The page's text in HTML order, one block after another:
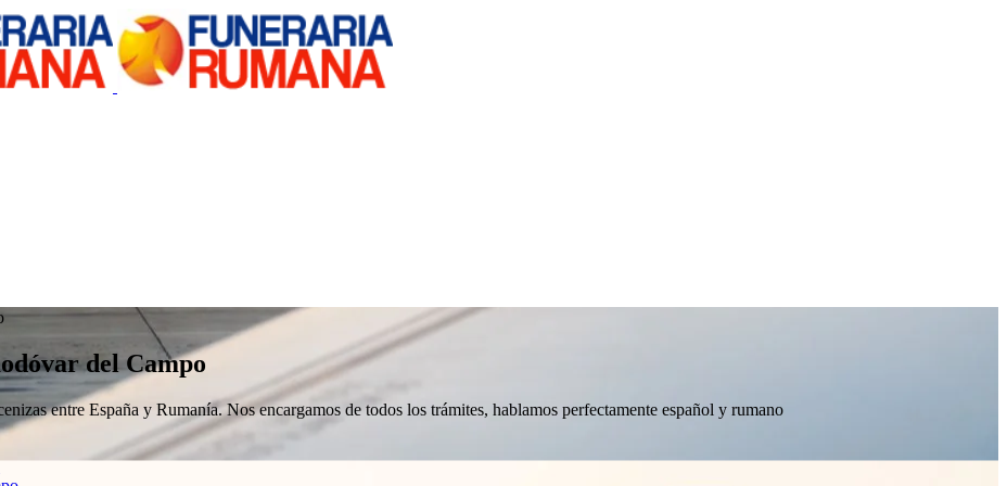
del Campo
entre España y Rumanía. Nos encargamos de todos los trámites, hablamos perfectamente español y rumano